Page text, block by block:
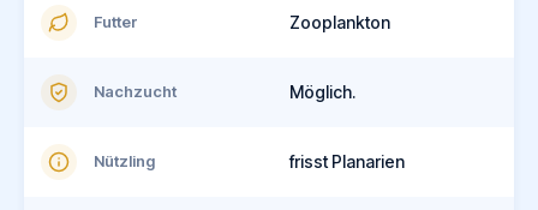
Futter Zooplankton
Nachzucht Möglich.
Nützling frisst Planarien